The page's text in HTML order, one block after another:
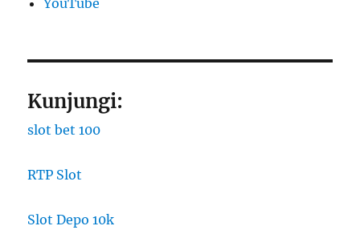
YouTube
Kunjungi:
slot bet 100
RTP Slot
Slot Depo 10k